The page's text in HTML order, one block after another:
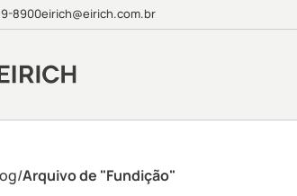
8900eirich@eirich.com.br
/Arquivo de "Fundição"